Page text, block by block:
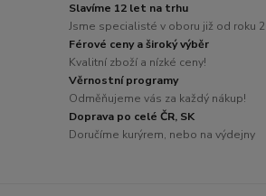
Slavíme 12 let na trhu
Jsme specialisté v oboru již od roku
Férové ceny a široký výběr
Kvalitní zboží a nízké ceny!
Věrnostní programy
Odměňujeme vás za každý nákup!
Doprava po celé ČR, SK
Doručíme kurýrem, nebo na výdejny